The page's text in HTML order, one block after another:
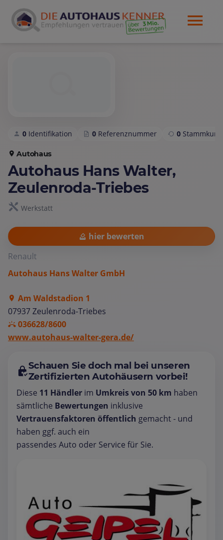
0 Identifikation 0 Referenznummer 0
Autohaus
Autohaus Hans Walter,
Zeulenroda-Triebes
Werkstatt
hier bewerten
Renault
Autohaus Hans Walter GmbH
Am Waldstadion 1
07937 Zeulenroda-Triebes
036628/8600
www.autohaus-walter-gera.de/
Schauen Sie doch mal bei unseren
Zertifizierten Autohäusern vorbei!
Diese 11 Händler im Umkreis von 50 km haben
sämtliche Bewertungen inklusive
Vertrauensfaktoren öffentlich gemacht - und
haben ggf. auch ein
passendes Auto oder Service für Sie.